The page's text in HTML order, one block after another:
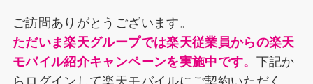
ご訪問ありがとうございます。
ただいま楽天グループでは楽天従業員からの楽天
モバイル紹介キャンペーンを実施中です。 下記か